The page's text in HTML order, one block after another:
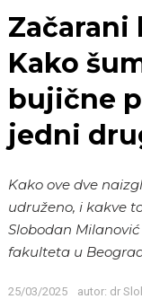
Začarani
Kako
bujične
jedni
Kako ove dve
udruženo, i kakve
Slobodan
fakulteta u
25/03/2025 autor: dr